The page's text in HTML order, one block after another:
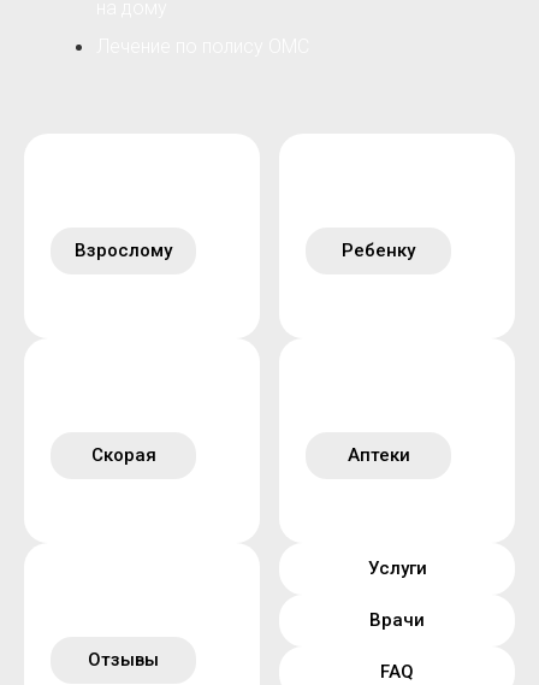
Взрослому Ребенку
Скорая Аптеки
Отзывы
Услуги
Врачи
FAQ